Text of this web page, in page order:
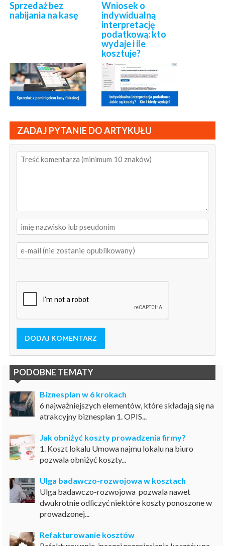
Sprzedaż bez
nabijania na kasę
Wniosek o
indywidualną
interpretację
podatkową: kto
wydaje i ile
kosztuje?
ZADAJ PYTANIE DO ARTYKUŁU
DODAJ KOMENTARZ
PODOBNE TEMATY
Biznesplan w 6 krokach
6 najważniejszych elementów, które składają się na
atrakcyjny biznesplan 1. OPIS...
Jak obniżyć koszty prowadzenia firmy?
1. Koszt lokalu Umowa najmu lokalu na biuro
pozwala obniżyć koszty...
Ulga badawczo-rozwojowa w kosztach
Ulga badawczo-rozwojowa pozwala nawet
dwukrotnie odliczyć niektóre koszty ponoszone w
prowadzonej...
Refakturowanie kosztów